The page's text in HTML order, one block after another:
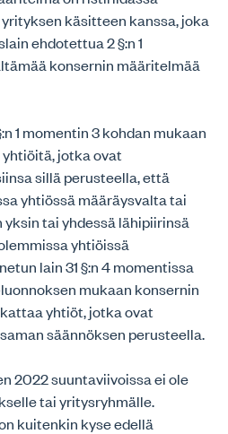
käsitteen kanssa, joka
ehdotettua 2 §:n 1
konsernin määritelmää
1 momentin 3 kohdan mukaan
jotka ovat
sillä perusteella, että
yhtiössä määräysvalta tai
tai yhdessä lähipiirinsä
yhtiöissä
lain 31 §:n 4 momentissa
mukaan konsernin
yhtiöt, jotka ovat
säännöksen perusteella.
2022 suuntaviivoissa ei ole
tai yritysryhmälle.
kuitenkin kyse edellä